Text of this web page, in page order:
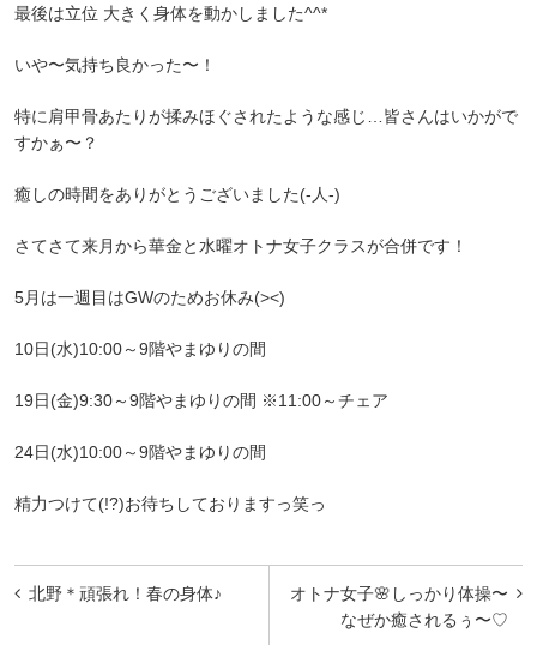
最後は立位 大きく身体を動かしました^^*
いや〜気持ち良かった〜！
特に肩甲骨あたりが揉みほぐされたような感じ…皆さんはいかがで
すかぁ〜？
癒しの時間をありがとうございました(-人-)
さてさて来月から華金と水曜オトナ女子クラスが合併です！
5月は一週目はGWのためお休み(><)
10日(水)10:00～9階やまゆりの間
19日(金)9:30～9階やまゆりの間 ※11:00～チェア
24日(水)10:00～9階やまゆりの間
精力つけて(!?)お待ちしておりますっ笑っ
投
オトナ女子🌸しっかり体操〜
なぜか癒されるぅ〜♡
北野＊頑張れ！春の身体♪